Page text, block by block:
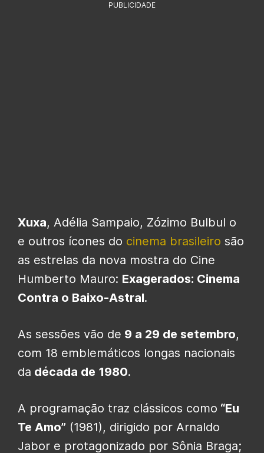
PUBLICIDADE
Xuxa, Adélia Sampaio, Zózimo Bulbul o
e outros ícones do cinema brasileiro são
as estrelas da nova mostra do Cine
Humberto Mauro: Exagerados: Cinema
Contra o Baixo-Astral.
As sessões vão de 9 a 29 de setembro,
com 18 emblemáticos longas nacionais
da década de 1980.
A programação traz clássicos como “Eu
Te Amo” (1981), dirigido por Arnaldo
Jabor e protagonizado por Sônia Braga;